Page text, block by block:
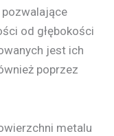
od głębokości
jest ich
poprzez
metalu